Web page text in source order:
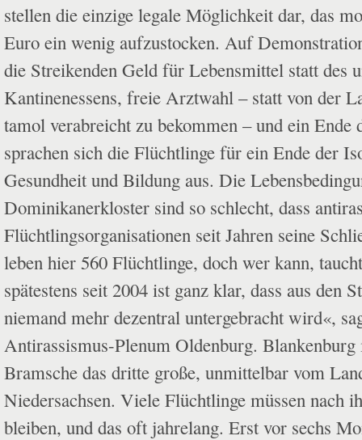
stellen die einzige lega­le Möglichkeit dar, das
Euro ein wenig aufzustocken. Auf
die Streikenden Geld für Lebensmittel statt des
Kantinenessens, freie Arztwahl – statt von der
tamol verabreicht zu bekommen – und ein Ende
sprachen sich die Flüchtlinge für ein Ende der
Gesundheit und Bildung aus. Die
Dominikanerkloster sind so schlecht, dass
Flüchtlingsorganisationen seit Jahren seine
leben hier 560 Flüchtlinge, doch wer kann,
spätestens seit 2004 ist ganz klar, dass aus den
niemand mehr dezentral untergebracht wird«,
Antirassismus-Plenum Oldenburg.
Bramsche das dritte große, unmittelbar vom
Niedersachsen. Viele Flüchtlinge müssen nach
bleiben, und das oft jahrelang. Erst vor sechs